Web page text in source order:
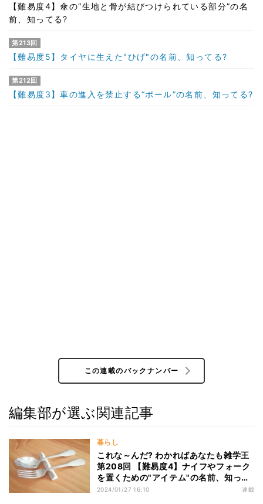
【難易度4】傘の“生地と骨が結びつけられている部分”の名
前、知ってる?
第213回
【難易度5】タイヤに生えた"ひげ"の名前、知ってる?
第212回
【難易度3】車の進入を禁止する“ポール”の名前、知ってる?
この連載のバックナンバー
編集部が選ぶ関連記事
暮らし
これな～んだ? わかればあなたも雑学王
第208回 【難易度4】ナイフやフォーク
を置くための"アイテム"の名前、知って
る?
2024/01/27 16:10 連載